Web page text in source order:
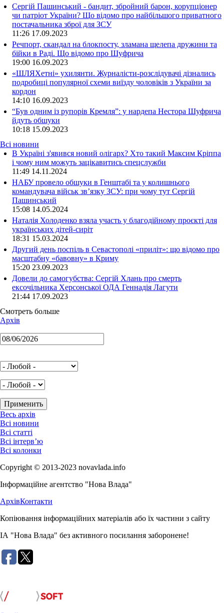
Сергій Пашинський - бандит, збройний барон, корупціонер
чи патріот України? Що відомо про найбільшого приватного
постачальника зброї для ЗСУ
11:26 17.09.2023
Речпорт, скандал на блокпосту, зламана щелепа дружини та
бійки в Раді. Що відомо про Шуфрича
19:00 16.09.2023
«ШЛЯХетні» ухилянти. Журналісти-розслідувачі дізнались
подробиці популярної схеми виїзду чоловіків з України за
кордон
14:10 16.09.2023
“Був одним із рупорів Кремля”: у нардепа Нестора Шуфрича
йдуть обшуки
10:18 15.09.2023
Всі новини
В Україні з'явився новий олігарх? Хто такий Максим Кріппа
і чому ним можуть зацікавитись спецслужби
11:49 14.11.2024
НАБУ провело обшуки в Генштабі та у колишнього
командувача військ зв’язку ЗСУ: при чому тут Сергій
Пашинський
15:08 14.05.2024
Наталія Холоденко взяла участь у благодійному проєкті для
українських дітей-сиріт
18:31 15.03.2024
Другий день поспіль в Севастополі «приліт»: що відомо про
масштабну «бавовну» в Криму
15:20 23.09.2023
Довели до самогубства: Сергій Хлань про смерть
ексочільника Херсонської ОДА Геннадія Лагути
21:44 17.09.2023
Смотреть больше
Архів
Весь архів
Всі новини
Всі статті
Всі інтерв’ю
Всі колонки
Copyright © 2013-2023 novavlada.info
Інформаційне агентство "Нова Влада"
АрхівКонтакти
Копіювання інформаційних матеріалів або їх частини з сайту
ІА "Нова Влада" без активного посилання заборонене!